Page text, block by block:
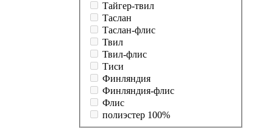
Тайгер-твил
Таслан
Таслан-флис
Твил
Твил-флис
Тиси
Финляндия
Финляндия-флис
Флис
полиэстер 100%